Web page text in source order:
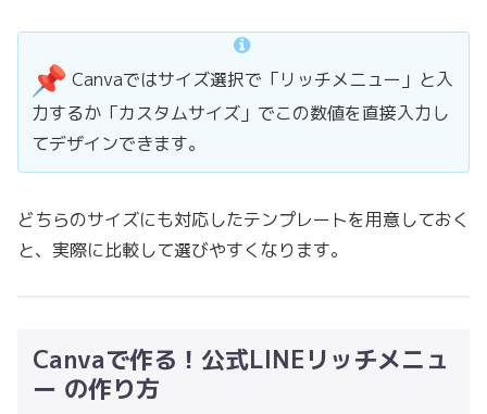
Canvaではサイズ選択で「リッチメニュー」と入
力するか「カスタムサイズ」でこの数値を直接入力し
てデザインできます。
どちらのサイズにも対応したテンプレートを用意しておく
と、実際に比較して選びやすくなります。
Canvaで作る！公式LINEリッチメニュ
ー の作り方